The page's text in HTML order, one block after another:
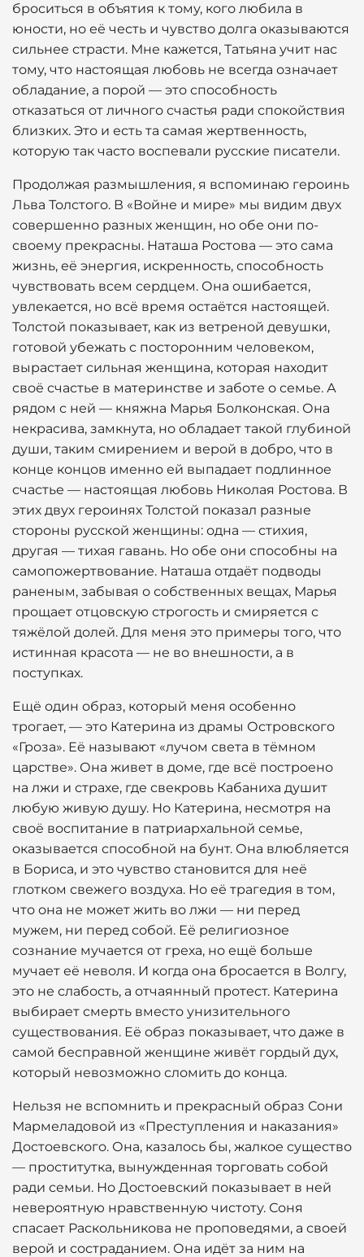
броситься в объятия к тому, кого любила в
юности, но её честь и чувство долга оказываются
сильнее страсти. Мне кажется, Татьяна учит нас
тому, что настоящая любовь не всегда означает
обладание, а порой — это способность
отказаться от личного счастья ради спокойствия
близких. Это и есть та самая жертвенность,
которую так часто воспевали русские писатели.
Продолжая размышления, я вспоминаю героинь
Льва Толстого. В «Войне и мире» мы видим двух
совершенно разных женщин, но обе они по-
своему прекрасны. Наташа Ростова — это сама
жизнь, её энергия, искренность, способность
чувствовать всем сердцем. Она ошибается,
увлекается, но всё время остаётся настоящей.
Толстой показывает, как из ветреной девушки,
готовой убежать с посторонним человеком,
вырастает сильная женщина, которая находит
своё счастье в материнстве и заботе о семье. А
рядом с ней — княжна Марья Болконская. Она
некрасива, замкнута, но обладает такой глубиной
души, таким смирением и верой в добро, что в
конце концов именно ей выпадает подлинное
счастье — настоящая любовь Николая Ростова. В
этих двух героинях Толстой показал разные
стороны русской женщины: одна — стихия,
другая — тихая гавань. Но обе они способны на
самопожертвование. Наташа отдаёт подводы
раненым, забывая о собственных вещах, Марья
прощает отцовскую строгость и смиряется с
тяжёлой долей. Для меня это примеры того, что
истинная красота — не во внешности, а в
поступках.
Ещё один образ, который меня особенно
трогает, — это Катерина из драмы Островского
«Гроза». Её называют «лучом света в тёмном
царстве». Она живет в доме, где всё построено
на лжи и страхе, где свекровь Кабаниха душит
любую живую душу. Но Катерина, несмотря на
своё воспитание в патриархальной семье,
оказывается способной на бунт. Она влюбляется
в Бориса, и это чувство становится для неё
глотком свежего воздуха. Но её трагедия в том,
что она не может жить во лжи — ни перед
мужем, ни перед собой. Её религиозное
сознание мучается от греха, но ещё больше
мучает её неволя. И когда она бросается в Волгу,
это не слабость, а отчаянный протест. Катерина
выбирает смерть вместо унизительного
существования. Её образ показывает, что даже в
самой бесправной женщине живёт гордый дух,
который невозможно сломить до конца.
Нельзя не вспомнить и прекрасный образ Сони
Мармеладовой из «Преступления и наказания»
Достоевского. Она, казалось бы, жалкое существо
— проститутка, вынужденная торговать собой
ради семьи. Но Достоевский показывает в ней
невероятную нравственную чистоту. Соня
спасает Раскольникова не проповедями, а своей
верой и состраданием. Она идёт за ним на